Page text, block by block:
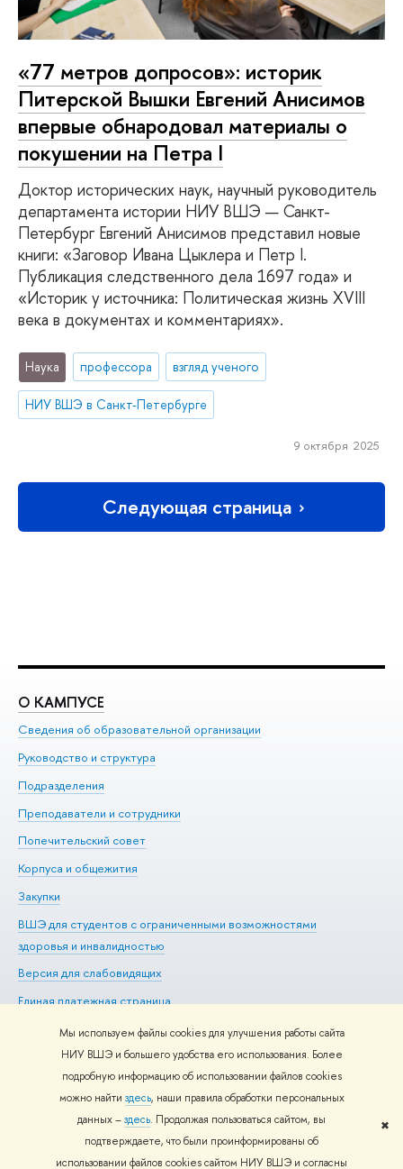
Мы используем файлы cookies для улучшения работы сайта
НИУ ВШЭ и большего удобства его использования. Более
подробную информацию об использовании файлов cookies
можно найти здесь, наши правила обработки персональных
данных –здесь. Продолжая пользоваться сайтом, вы
подтверждаете, что были проинформированы об
использовании файлов cookies сайтом НИУ ВШЭ и согласны
✖
«77 метров допросов»: историк
Питерской Вышки Евгений Анисимов
впервые обнародовал материалы о
покушении на Петра I
Доктор исторических наук, научный руководитель
департамента истории НИУ ВШЭ — Санкт-
Петербург Евгений Анисимов представил новые
книги: «Заговор Ивана Цыклера и Петр I.
Публикация следственного дела 1697 года» и
«Историк у источника: Политическая жизнь XVIII
века в документах и комментариях».
Наука профессора взгляд ученого
НИУ ВШЭ в Санкт-Петербурге
9 октября 2025
Следующая страница
О КАМПУСЕ
Сведения об образовательной организации
Руководство и структура
Подразделения
Преподаватели и сотрудники
Попечительский совет
Корпуса и общежития
Закупки
ВШЭ для студентов с ограниченными возможностями
здоровья и инвалидностью
Версия для слабовидящих
Единая платежная страница
Редактору
© НИУ ВШЭ 1993–2026 Адреса и контакты Условия
использования материалов Политика конфиденциальности
Карта